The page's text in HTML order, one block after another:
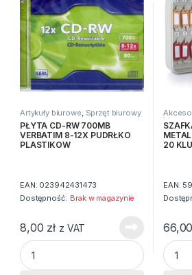
Artykuły biurowe, Sprzęt biurowy
PŁYTA CD-RW 700MB
VERBATIM 8-12X PUDRŁKO
PLASTIKOW
EAN: 023942431473
Dostępność: Brak w magazynie
8,00 zł z VAT
PŁYTA CD-RW 700MB VERBATIM
klucze
20
EAN:
66,00